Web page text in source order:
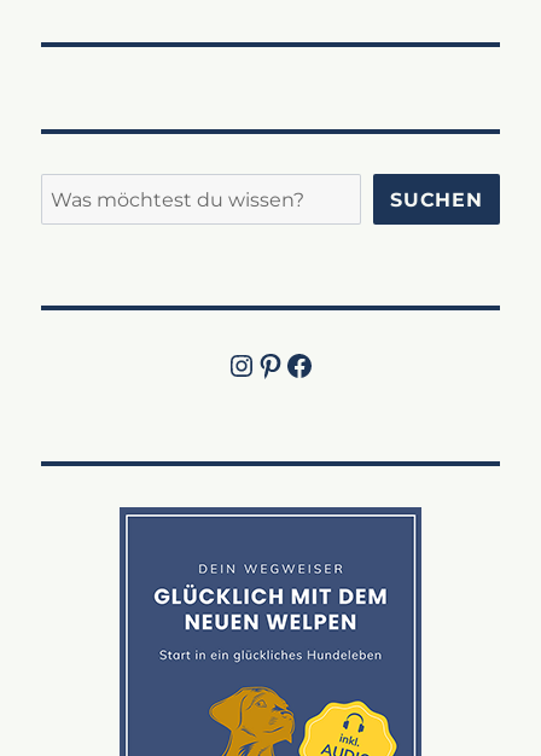
Suchen SUCHEN
Instagram
Pinterest
Jetzt die Facebook-Fanpage von Lucky Labrador besuchen!